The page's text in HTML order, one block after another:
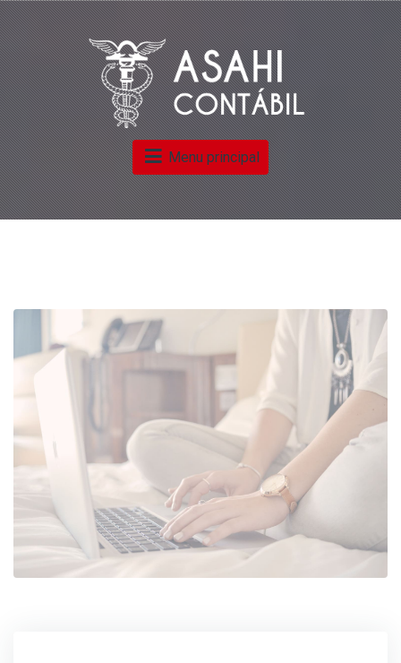
Menu principal